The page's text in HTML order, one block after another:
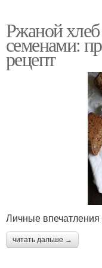
Ржаной хлеб
семенами:
рецепт
Личные впечатления
читать дальше →